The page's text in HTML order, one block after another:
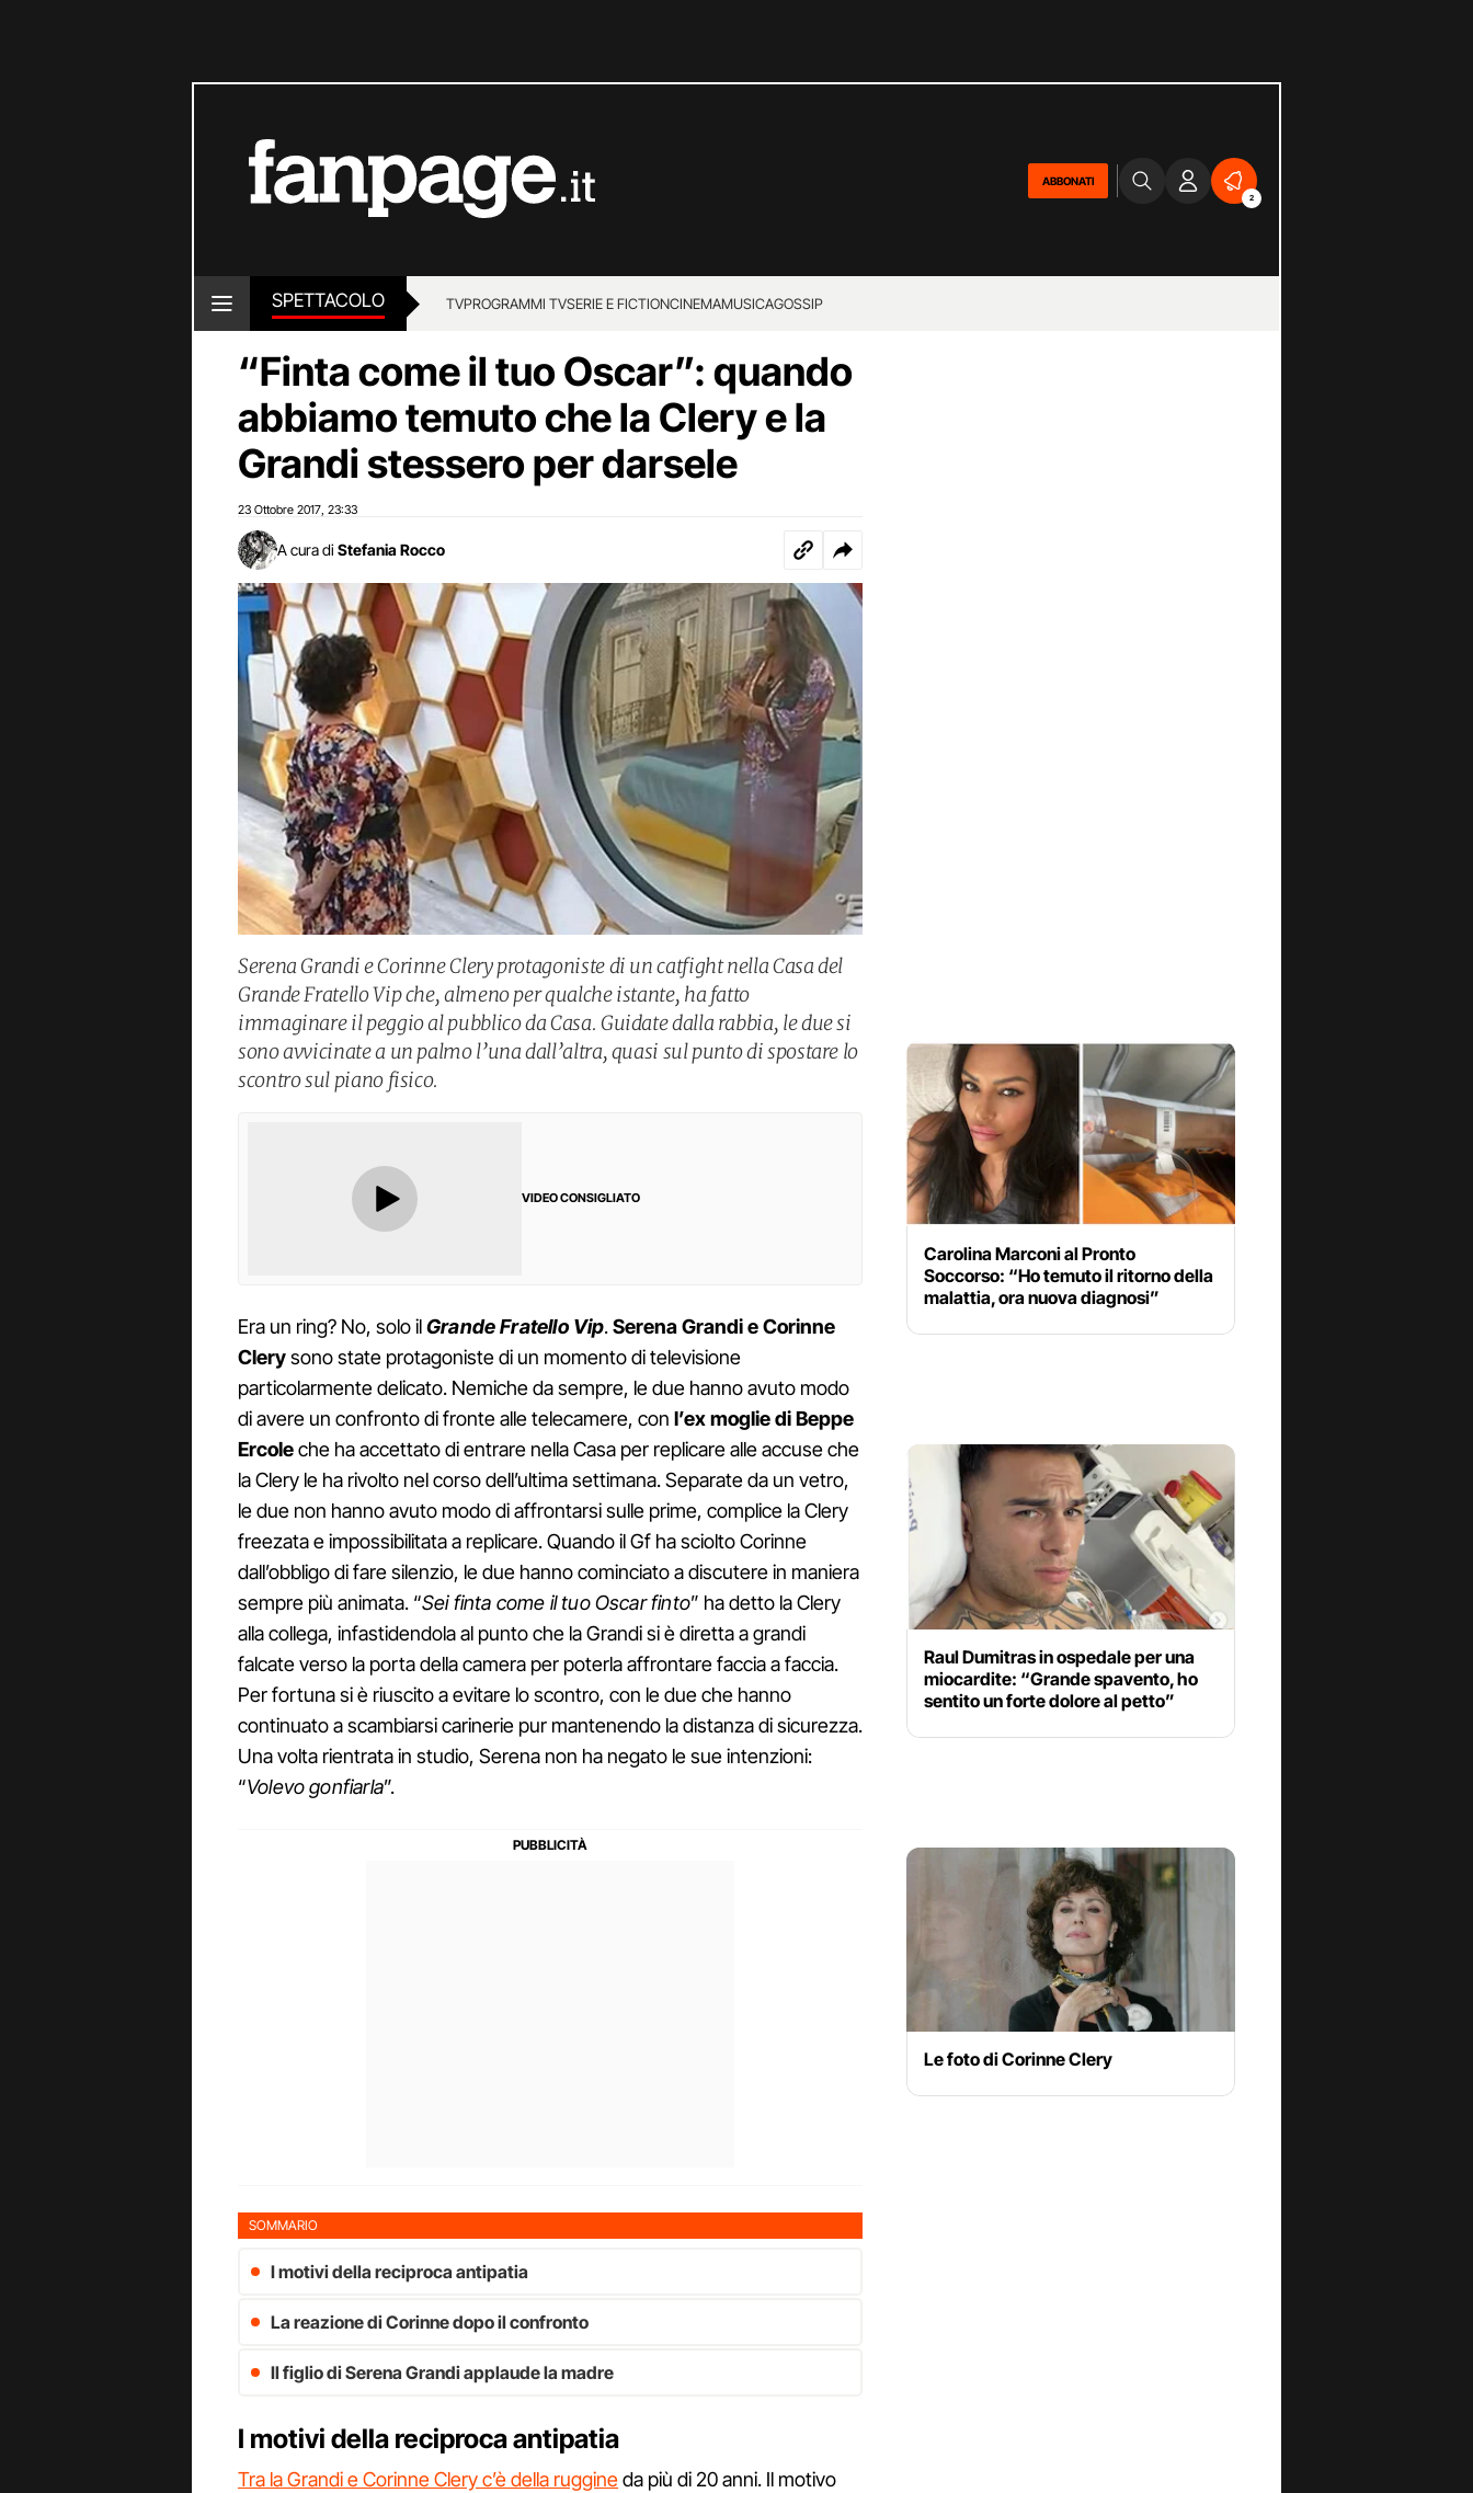
ABBONATI
2
SPETTACOLO TVPROGRAMMI TVSERIE E FICTIONCINEMAMUSICAGOSSIP
“Finta come il tuo Oscar”: quando
abbiamo temuto che la Clery e la
Grandi stessero per darsele
23 Ottobre 2017 23:33
A cura di Stefania Rocco
Serena Grandi e Corinne Clery protagoniste di un catfight nella Casa del
Grande Fratello Vip che, almeno per qualche istante, ha fatto
immaginare il peggio al pubblico da Casa. Guidate dalla rabbia, le due si
sono avvicinate a un palmo l’una dall’altra, quasi sul punto di spostare lo
scontro sul piano fisico.
VIDEO CONSIGLIATO
Era un ring? No, solo ilGrande Fratello Vip.Serena Grandi e Corinne
Clerysono state protagoniste di un momento di televisione
particolarmente delicato. Nemiche da sempre, le due hanno avuto modo
di avere un confronto di fronte alle telecamere, con l’ex moglie di Beppe
Ercoleche ha accettato di entrare nella Casa per replicare alle accuse che
la Clery le ha rivolto nel corso dell’ultima settimana. Separate da un vetro,
le due non hanno avuto modo di affrontarsi sulle prime, complice la Clery
freezata e impossibilitata a replicare. Quando il Gf ha sciolto Corinne
dall’obbligo di fare silenzio, le due hanno cominciato a discutere in maniera
sempre più animata. “Sei finta come il tuo Oscar finto” ha detto la Clery
alla collega, infastidendola al punto che la Grandi si è diretta a grandi
falcate verso la porta della camera per poterla affrontare faccia a faccia.
Per fortuna si è riuscito a evitare lo scontro, con le due che hanno
continuato a scambiarsi carinerie pur mantenendo la distanza di sicurezza.
Una volta rientrata in studio, Serena non ha negato le sue intenzioni:
“Volevo gonfiarla”.
SOMMARIO
I motivi della reciproca antipatia
La reazione di Corinne dopo il confronto
Il figlio di Serena Grandi applaude la madre
I motivi della reciproca antipatia
Tra la Grandi e Corinne Clery c’è della ruggineda più di 20 anni. Il motivo
Carolina Marconi al Pronto
Soccorso: “Ho temuto il ritorno della
malattia, ora nuova diagnosi”
Raul Dumitras in ospedale per una
miocardite: “Grande spavento, ho
sentito un forte dolore al petto”
Le foto di Corinne Clery